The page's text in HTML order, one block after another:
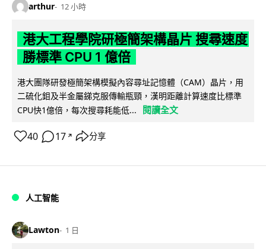
arthur 12 小時
港大工程學院研極簡架構晶片 搜尋速度
勝標準 CPU 1 億倍
港大團隊研發極簡架構模擬內容尋址記憶體（CAM）晶片，用
二硫化鉬及半金屬銻克服傳輸瓶頸，漢明距離計算速度比標準
CPU快1億倍，每次搜尋耗能低...
閱讀全文
40 17 ↗ 分享
人工智能
Lawton 1 日